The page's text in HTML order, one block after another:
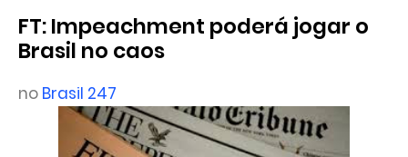
FT: Impeachment poderá jogar o
Brasil no caos
no Brasil 247